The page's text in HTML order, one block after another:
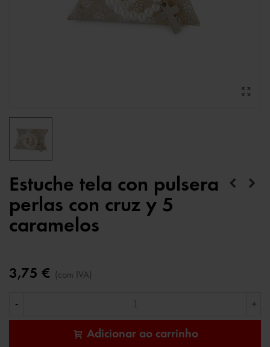
Estuche tela con pulsera
perlas con cruz y 5
caramelos
3,75 € (com IVA)
- +
Adicionar ao carrinho